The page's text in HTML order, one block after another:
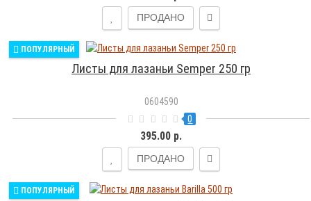
ПРОДАНО
ПОПУЛЯРНЫЙ
Листы для лазаньи Semper 250 гр
0604590
0
395.00 р.
ПРОДАНО
ПОПУЛЯРНЫЙ